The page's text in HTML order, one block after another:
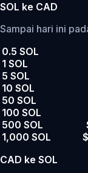
SOL ke CAD
Sampai hari ini
0.5 SOL
1 SOL
5 SOL
10 SOL
50 SOL
100 SOL
500 SOL
1,000 SOL
CAD ke SOL